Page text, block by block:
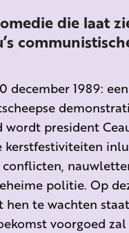
die laat
december 1989:
wordt president
kerstfestiviteiten
politie. Op
hen te wachten
voorgoed